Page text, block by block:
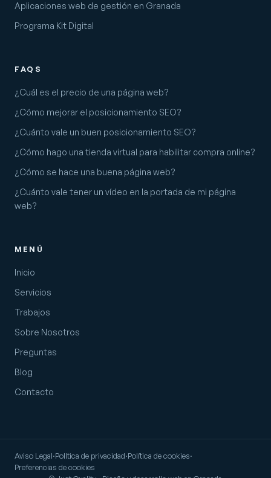
Aplicaciones web de gestión en Granada
Programa Kit Digital
FAQS
¿Cuál es el precio de una página web?
¿Cómo mejorar el posicionamiento SEO?
¿Cuánto vale un buen posicionamiento SEO?
¿Cómo hago una tienda virtual para habilitar compra online?
¿Cómo se hace una buena página web?
¿Cuánto vale tener un vídeo en la portada de mi página
web?
MENÚ
Inicio
Servicios
Trabajos
Sobre Nosotros
Preguntas
Blog
Contacto
Aviso Legal·Política de privacidad·Política de cookies·
Preferencias de cookies